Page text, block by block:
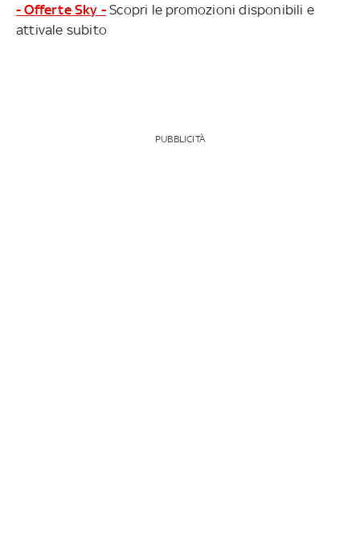
- Offerte Sky - Scopri le promozioni disponibili e
attivale subito
PUBBLICITÀ